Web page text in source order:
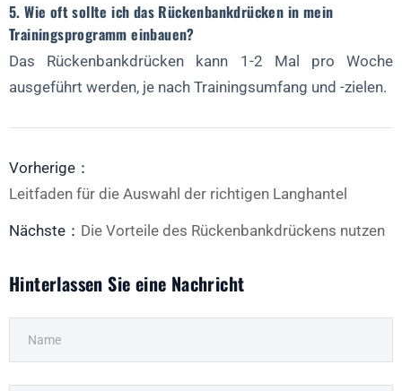
5. Wie oft sollte ich das Rückenbankdrücken in mein
Trainingsprogramm einbauen?
Das Rückenbankdrücken kann 1-2 Mal pro Woche
ausgeführt werden, je nach Trainingsumfang und -zielen.
Vorherige：
Leitfaden für die Auswahl der richtigen Langhantel
Nächste： Die Vorteile des Rückenbankdrückens nutzen
Hinterlassen Sie eine Nachricht